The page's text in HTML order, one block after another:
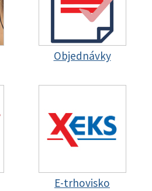
Objednávky
E-trhovisko